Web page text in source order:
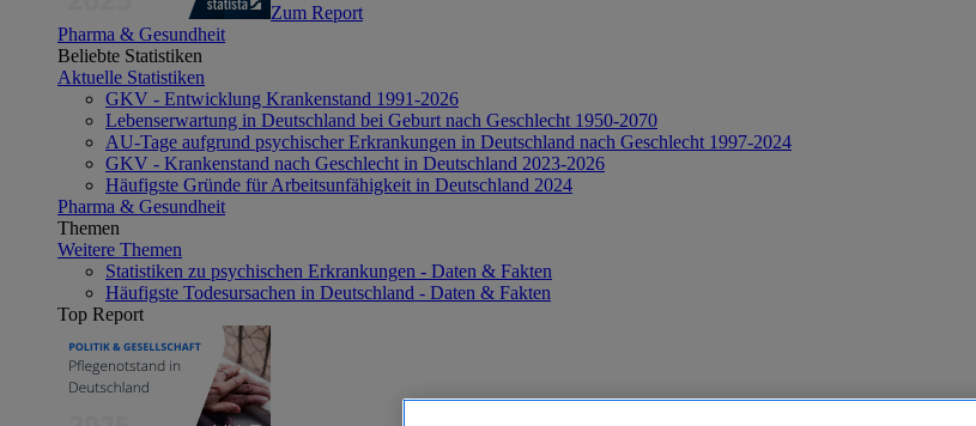
Zum Report
Pharma & Gesundheit
Beliebte Statistiken
Aktuelle Statistiken
GKV - Entwicklung Krankenstand 1991-2026
Lebenserwartung in Deutschland bei Geburt nach Geschlecht 1950-2070
AU-Tage aufgrund psychischer Erkrankungen in Deutschland nach Geschlecht 1997-2024
GKV - Krankenstand nach Geschlecht in Deutschland 2023-2026
Häufigste Gründe für Arbeitsunfähigkeit in Deutschland 2024
Pharma & Gesundheit
Themen
Weitere Themen
Statistiken zu psychischen Erkrankungen - Daten & Fakten
Häufigste Todesursachen in Deutschland - Daten & Fakten
Top Report